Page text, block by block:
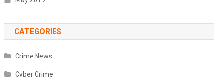
CATEGORIES
Crime News
Cyber Crime